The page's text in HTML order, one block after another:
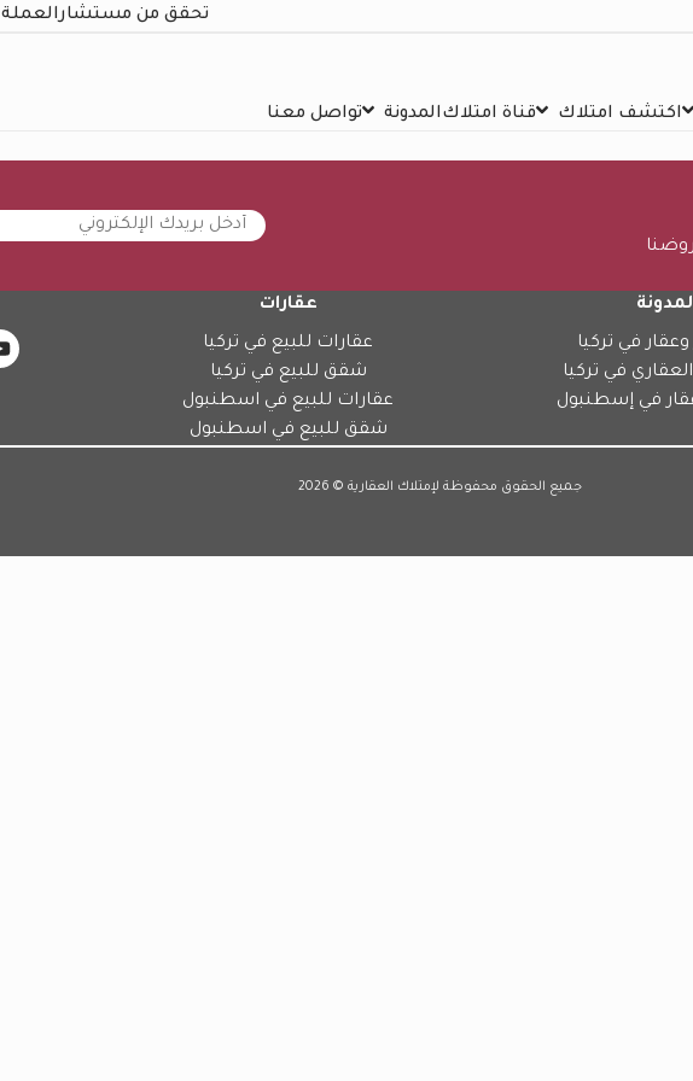
تحقق من مستشارالعملة
اكتشف امتلاك قناة امتلاكالمدونة تواصل معنا
في تركيا
في تركيا
في إسطنبول
عقارات
عقارات للبيع في تركيا
شقق للبيع في تركيا
عقارات للبيع في اسطنبول
شقق للبيع في اسطنبول
جميع الحقوق محفوظة لإمتلاك العقارية © 2026